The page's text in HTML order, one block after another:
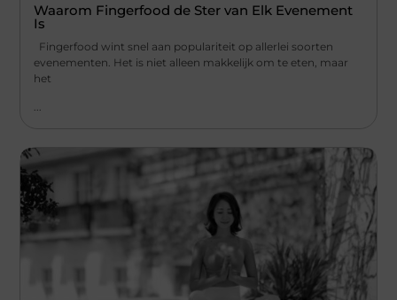
Waarom Fingerfood de Ster van Elk Evenement
Is
Fingerfood wint snel aan populariteit op allerlei soorten
evenementen. Het is niet alleen makkelijk om te eten, maar
het
...